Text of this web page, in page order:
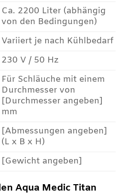
Ca. 2200 Liter (abhängig
von den Bedingungen)
Variiert je nach Kühlbedarf
230 V / 50 Hz
Für Schläuche mit einem
Durchmesser von
[Durchmesser angeben]
mm
[Abmessungen angeben]
(L x B x H)
[Gewicht angeben]
Aqua Medic Titan